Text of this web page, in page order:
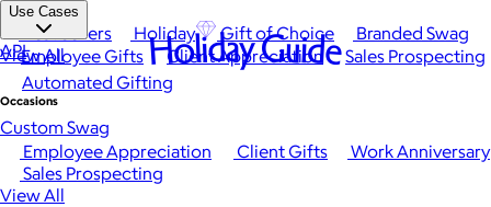
Best Sellers Holiday Gift of Choice
Branded Swag
View All
Occasions
Employee Appreciation Client Gifts
Work Anniversary
Sales Prospecting
View All
Use Cases
Employee Gifts Client Appreciation
Sales Prospecting
Automated Gifting
Custom Swag
API Holiday Guide